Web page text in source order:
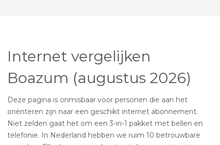
Internet vergelijken
Boazum (augustus 2026)
Deze pagina is onmisbaar voor personen die aan het
oriënteren zijn naar een geschikt internet abonnement.
Niet zelden gaat het om een 3-in-1 pakket met bellen en
telefonie. In Nederland hebben we ruim 10 betrouwbare